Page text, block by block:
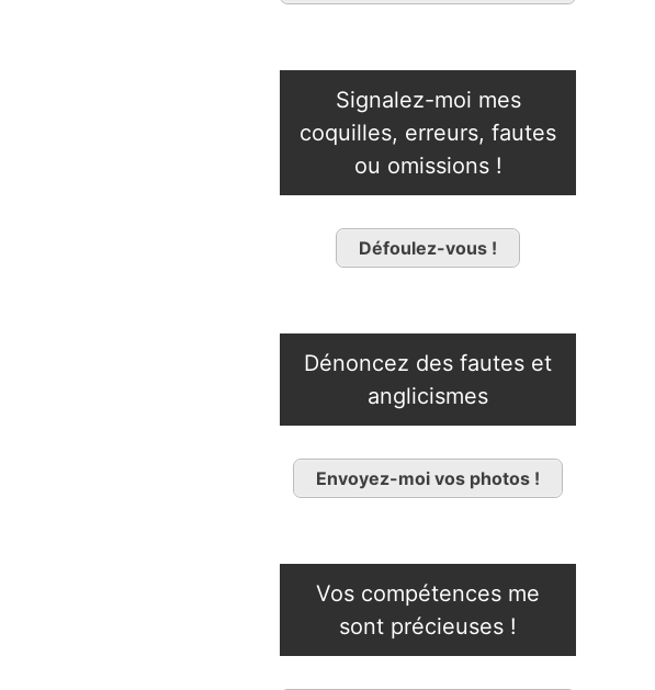
Signalez-moi mes
coquilles, erreurs, fautes
ou omissions !
Défoulez-vous !
Dénoncez des fautes et
anglicismes
Envoyez-moi vos photos !
Vos compétences me
sont précieuses !